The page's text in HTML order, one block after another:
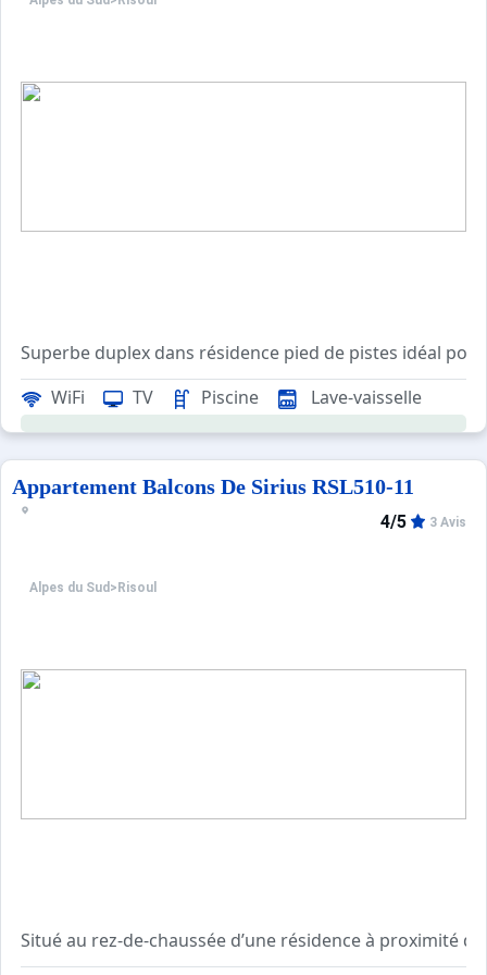
Superbe duplex dans résidence pied de pistes idéal
Moquette au sol
Prestations en sus sur commande : location linge de lit
Tarifs préférentiels : cours de ski, matériel de ski,
WiFi TV Piscine Lave-vaisselle
Appartement Balcons De Sirius RSL510-11
Alpes du Sud > Risoul
4/5 3 Avis
Situé au rez-de-chaussée d’une résidence à proximité
L'appartement dispose d'un casier à ski.